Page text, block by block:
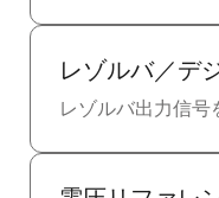
レゾルバ／デ
レゾルバ出力信号